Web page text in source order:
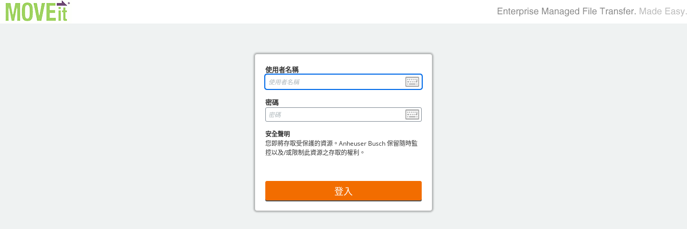
使用者名稱
密碼
安全聲明
您即將存取受保護的資源。Anheuser Busch 保留隨時監
控以及/或限制此資源之存取的權利。
登入